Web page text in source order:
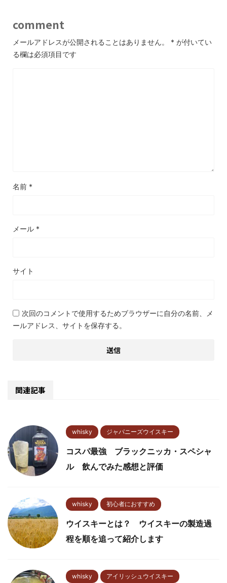
comment
メールアドレスが公開されることはありません。 * が付いてい
る欄は必須項目です
名前 *
メール *
サイト
次回のコメントで使用するためブラウザーに自分の名前、メ
ールアドレス、サイトを保存する。
関連記事
whisky ジャパニーズウイスキー
コスパ最強 ブラックニッカ・スペシャ
ル 飲んでみた感想と評価
whisky 初心者におすすめ
ウイスキーとは？ ウイスキーの製造過
程を順を追って紹介します
whisky アイリッシュウイスキー